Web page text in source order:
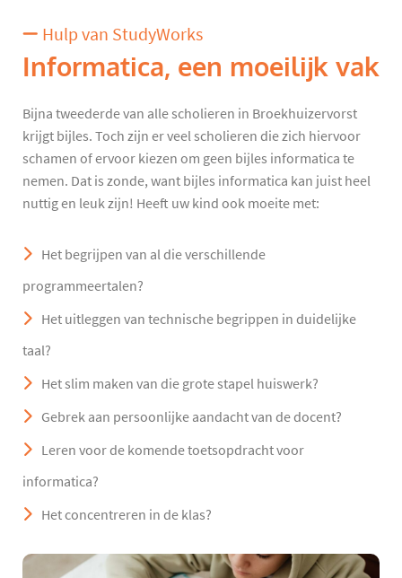
Hulp van StudyWorks
Informatica, een moeilijk vak
Bijna tweederde van alle scholieren in Broekhuizervorst
krijgt bijles. Toch zijn er veel scholieren die zich hiervoor
schamen of ervoor kiezen om geen bijles informatica te
nemen. Dat is zonde, want bijles informatica kan juist heel
nuttig en leuk zijn! Heeft uw kind ook moeite met:
Het begrijpen van al die verschillende
programmeertalen?
Het uitleggen van technische begrippen in duidelijke
taal?
Het slim maken van die grote stapel huiswerk?
Gebrek aan persoonlijke aandacht van de docent?
Leren voor de komende toetsopdracht voor
informatica?
Het concentreren in de klas?